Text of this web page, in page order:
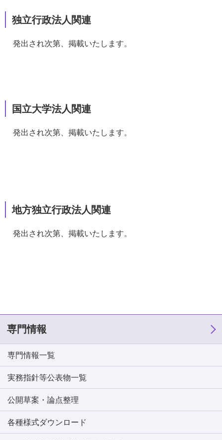
独立行政法人関連
発出され次第、掲載いたします。
国立大学法人関連
発出され次第、掲載いたします。
地方独立行政法人関連
発出され次第、掲載いたします。
専門情報
専門情報一覧
実務指針等公表物一覧
公開草案・論点整理
各種様式ダウンロード